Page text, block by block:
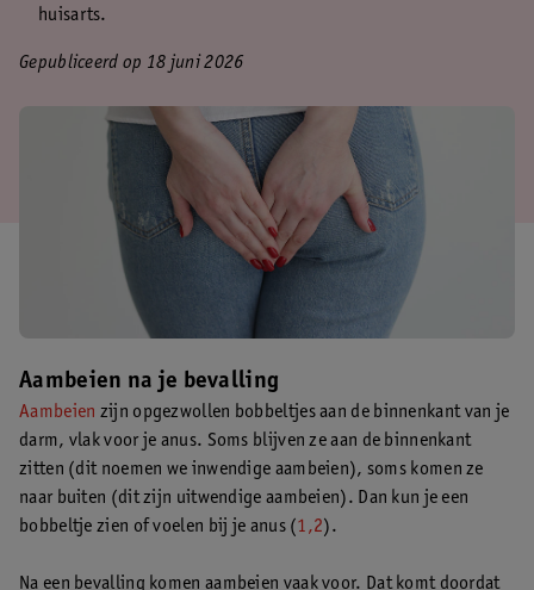
huisarts.
Gepubliceerd op 18 juni 2026
Aambeien na je bevalling
Aambeien zijn opgezwollen bobbeltjes aan de binnenkant van je
darm, vlak voor je anus. Soms blijven ze aan de binnenkant
zitten (dit noemen we inwendige aambeien), soms komen ze
naar buiten (dit zijn uitwendige aambeien). Dan kun je een
bobbeltje zien of voelen bij je anus (1,2).
Na een bevalling komen aambeien vaak voor. Dat komt doordat